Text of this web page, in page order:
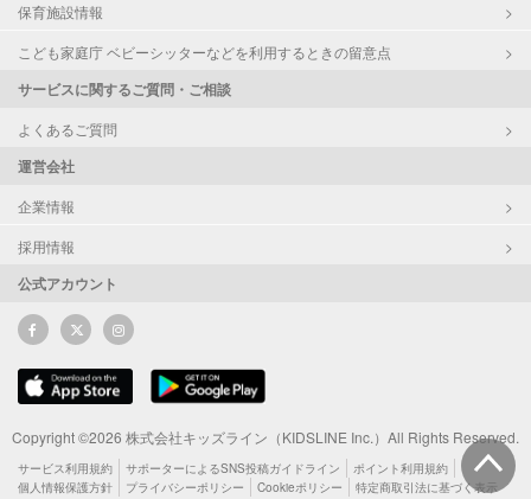
保育施設情報
こども家庭庁 ベビーシッターなどを利用するときの留意点
サービスに関するご質問・ご相談
よくあるご質問
運営会社
企業情報
採用情報
公式アカウント
Copyright ©2026 株式会社キッズライン（KIDSLINE Inc.）All Rights Reserved.
サービス利用規約 サポーターによるSNS投稿ガイドライン
ポイント利用規約
個人情報保護方針
プライバシーポリシー Cookieポリシー 特定商取引法に基づく表示